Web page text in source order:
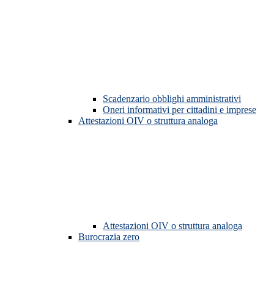
Scadenzario obblighi amministrativi
Oneri informativi per cittadini e imprese
Attestazioni OIV o struttura analoga
Attestazioni OIV o struttura analoga
Burocrazia zero